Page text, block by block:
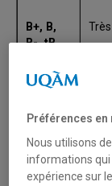
B+, B,
B-, tB
C+, C,
D+, D
Préférences
Nous utilisons
informations qui
expérience sur